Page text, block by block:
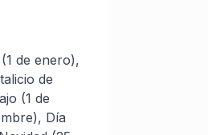
de enero),
de
(1 de
Día